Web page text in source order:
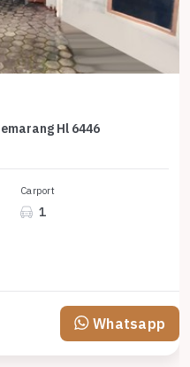
Hl 6446
Carport
1
Whatsapp